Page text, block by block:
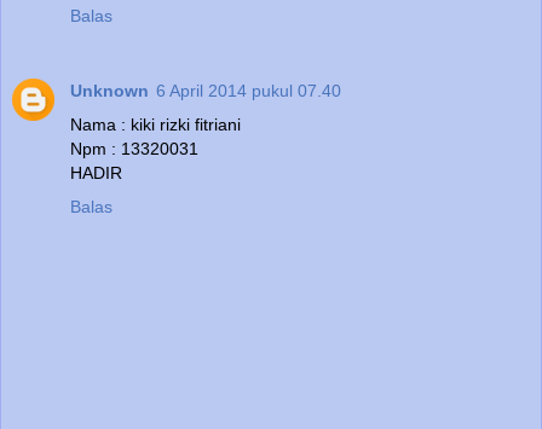
Balas
Unknown 6 April 2014 pukul 07.40
Nama : kiki rizki fitriani
Npm : 13320031
HADIR
Balas